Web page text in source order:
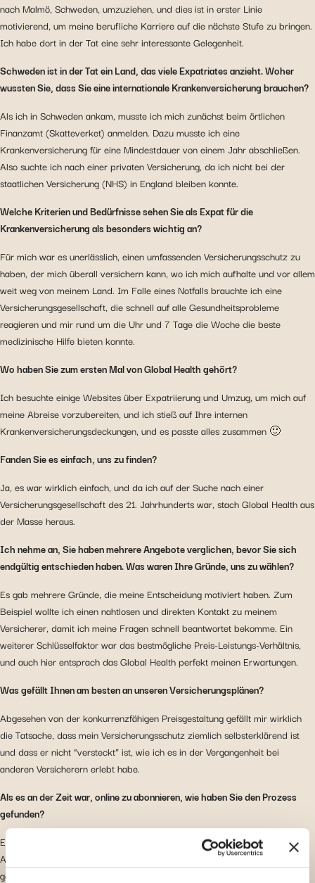
nach Malmö, Schweden, umzuziehen, und dies ist in erster Linie
motivierend, um meine berufliche Karriere auf die nächste Stufe zu bringen.
Ich habe dort in der Tat eine sehr interessante Gelegenheit.
Schweden ist in der Tat ein Land, das viele Expatriates anzieht. Woher
wussten Sie, dass Sie eine internationale Krankenversicherung brauchen?
Als ich in Schweden ankam, musste ich mich zunächst beim örtlichen
Finanzamt (Skatteverket) anmelden. Dazu musste ich eine
Krankenversicherung für eine Mindestdauer von einem Jahr abschließen.
Also suchte ich nach einer privaten Versicherung, da ich nicht bei der
staatlichen Versicherung (NHS) in England bleiben konnte.
Welche Kriterien und Bedürfnisse sehen Sie als Expat für die
Krankenversicherung als besonders wichtig an?
Für mich war es unerlässlich, einen umfassenden Versicherungsschutz zu
haben, der mich überall versichern kann, wo ich mich aufhalte und vor allem
weit weg von meinem Land. Im Falle eines Notfalls brauchte ich eine
Versicherungsgesellschaft, die schnell auf alle Gesundheitsprobleme
reagieren und mir rund um die Uhr und 7 Tage die Woche die beste
medizinische Hilfe bieten konnte.
Wo haben Sie zum ersten Mal von Global Health gehört?
Ich besuchte einige Websites über Expatriierung und Umzug, um mich auf
meine Abreise vorzubereiten, und ich stieß auf Ihre internen
Krankenversicherungsdeckungen, und es passte alles zusammen 🙂
Fanden Sie es einfach, uns zu finden?
Ja, es war wirklich einfach, und da ich auf der Suche nach einer
Versicherungsgesellschaft des 21. Jahrhunderts war, stach Global Health aus
der Masse heraus.
Ich nehme an, Sie haben mehrere Angebote verglichen, bevor Sie sich
endgültig entschieden haben. Was waren Ihre Gründe, uns zu wählen?
Es gab mehrere Gründe, die meine Entscheidung motiviert haben. Zum
Beispiel wollte ich einen nahtlosen und direkten Kontakt zu meinem
Versicherer, damit ich meine Fragen schnell beantwortet bekomme. Ein
weiterer Schlüsselfaktor war das bestmögliche Preis-Leistungs-Verhältnis,
und auch hier entsprach das Global Health perfekt meinen Erwartungen.
Was gefällt Ihnen am besten an unseren Versicherungsplänen?
Abgesehen von der konkurrenzfähigen Preisgestaltung gefällt mir wirklich
die Tatsache, dass mein Versicherungsschutz ziemlich selbsterklärend ist
und dass er nicht “versteckt” ist, wie ich es in der Vergangenheit bei
anderen Versicherern erlebt habe.
Als es an der Zeit war, online zu abonnieren, wie haben Sie den Prozess
gefunden?
Es entsprach genau dem, was ich erwartet hatte: ein wirklich einfaches
Anmeldeverfahren, da alles in klaren Schritten dargestellt wurde. Es war
genau das, was ich brauchte: die Möglichkeit, vollständig online zu